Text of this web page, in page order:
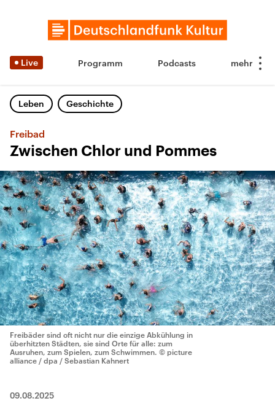
Live Programm Podcasts
Leben Geschichte
Freibad
Zwischen Chlor und Pommes
Freibäder sind oft nicht nur die einzige Abkühlung in
überhitzten Städten, sie sind Orte für alle: zum
Ausruhen, zum Spielen, zum Schwimmen. © picture
alliance / dpa / Sebastian Kahnert
09.08.2025